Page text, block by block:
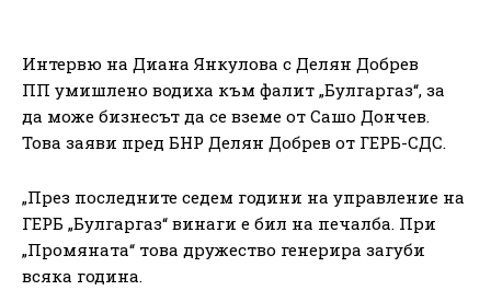
Интервю на Диана Янкулова с Делян Добрев
ПП умишлено водиха към фалит „Булгаргаз“, за
да може бизнесът да се вземе от Сашо Дончев.
Това заяви пред БНР Делян Добрев от ГЕРБ-СДС.
„През последните седем години на управление на
ГЕРБ „Булгаргаз“ винаги е бил на печалба. При
„Промяната“ това дружество генерира загуби
всяка година.